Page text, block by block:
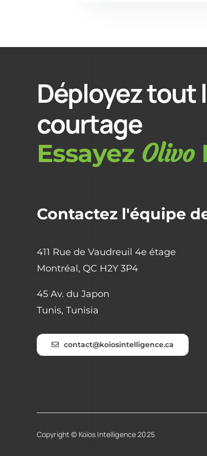
Déployez tout
courtage
Essayez Olivo
Contactez l'équipe
411 Rue de Vaudreuil 4e étage
Montréal, QC H2Y 3P4
45 Av. du Japon
Tunis, Tunisia
contact@koiosintelligence.ca
Copyright © Koïos Intelligence 2025